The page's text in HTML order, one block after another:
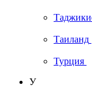
Таиланд
Турция
У